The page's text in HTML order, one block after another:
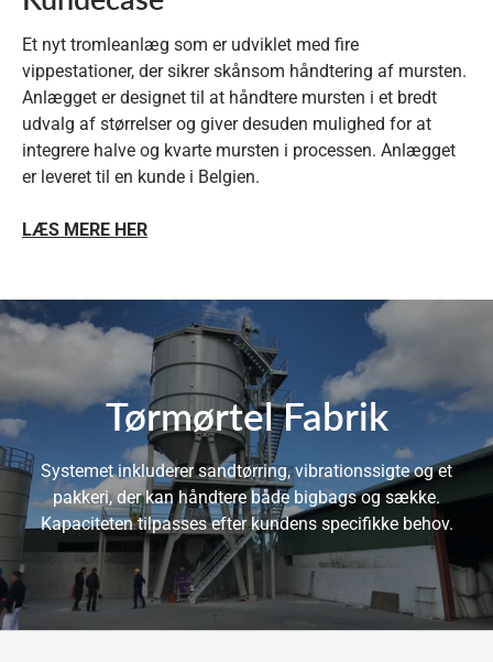
Et nyt tromleanlæg som er udviklet med fire
vippestationer, der sikrer skånsom håndtering af mursten.
Anlægget er designet til at håndtere mursten i et bredt
udvalg af størrelser og giver desuden mulighed for at
integrere halve og kvarte mursten i processen. Anlægget
er leveret til en kunde i Belgien.
LÆS MERE HER
Tørmørtel Fabrik
Systemet inkluderer sandtørring, vibrationssigte og et
pakkeri, der kan håndtere både bigbags og sække.
Kapaciteten tilpasses efter kundens specifikke behov.